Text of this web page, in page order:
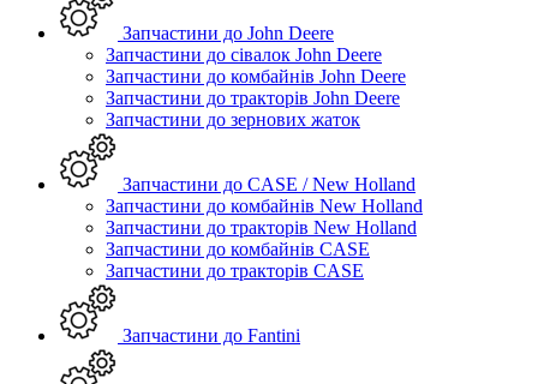
Запчастини до John Deere
Запчастини до сівалок John Deere
Запчастини до комбайнів John Deere
Запчастини до тракторів John Deere
Запчастини до зернових жаток
Запчастини до CASE / New Holland
Запчастини до комбайнів New Holland
Запчастини до тракторів New Holland
Запчастини до комбайнів CASE
Запчастини до тракторів CASE
Запчастини до Fantini